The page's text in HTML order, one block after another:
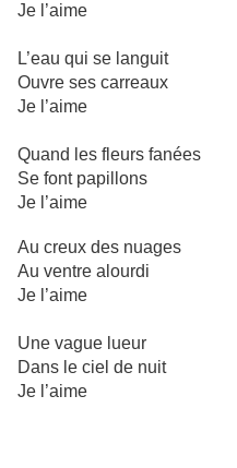
Je l’aime
L’eau qui se languit
Ouvre ses carreaux
Je l’aime
Quand les fleurs fanées
Se font papillons
Je l’aime
Au creux des nuages
Au ventre alourdi
Je l’aime
Une vague lueur
Dans le ciel de nuit
Je l’aime